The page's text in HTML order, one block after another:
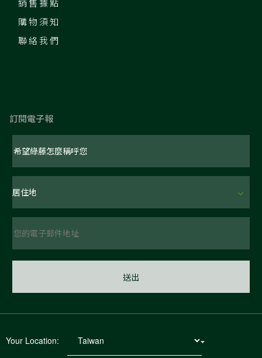
銷售據點
購物須知
聯絡我們
訂閱電子報
Your Location: